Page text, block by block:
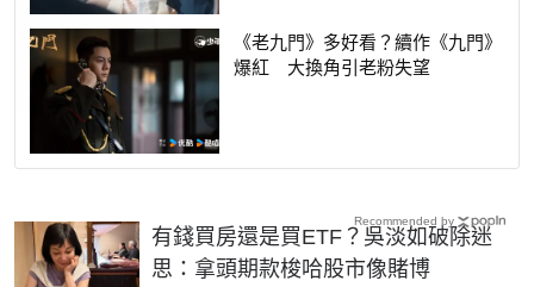
《老九門》多好看？續作《九門》
爆紅 大換角引老粉失望
有錢買房還是買ETF？吳淡如破除迷
思：拿頭期款梭哈股市像賭博
Recommended by